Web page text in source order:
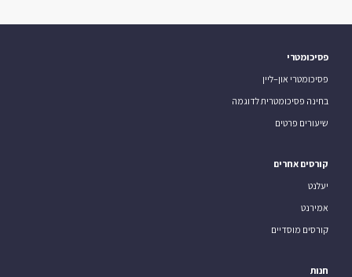
פסיכומטרי
פסיכומטרי און–ליין
בחינה פסיכומטרית לדוגמה
שיעורים פרטים
קורסים אחרים
יעלנט
אמירנט
קורסים מוסדיים
חנות